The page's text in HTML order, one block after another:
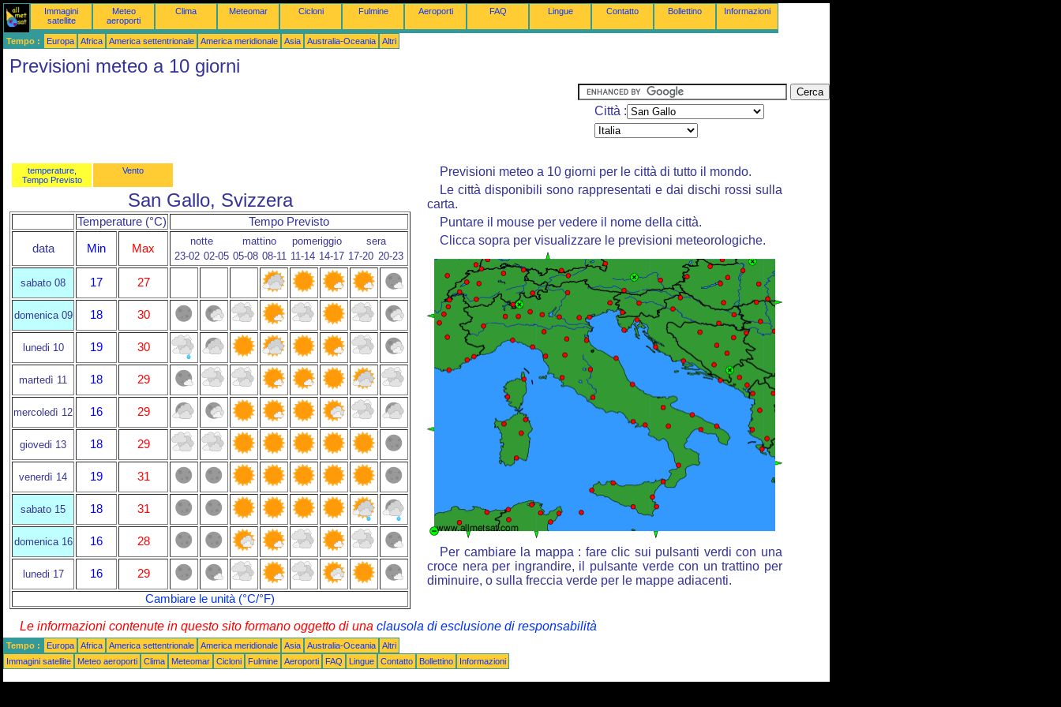
Immagini
satellite
Meteo
aeroporti
Clima Meteomar Cicloni Fulmine Aeroporti FAQ Lingue Contatto Bollettino Informazioni
Tempo : Europa Africa America settentrionale America meridionale Asia Australia-Oceania Altri
Previsioni meteo a 10 giorni
Città :
temperature,
Tempo Previsto
Vento
San Gallo, Svizzera
Temperature (°C) Tempo Previsto
data Min Max
notte mattino pomeriggio
sera
23-02 02-05 05-08 08-11 11-14 14-17 17-20 20-23
sabato 08 17 27
domenica 09 18 30
lunedi 10 19 30
martedì 11 18 29
mercoledì 12 16 29
giovedi 13 18 29
venerdì 14 19 31
sabato 15 18 31
domenica 16 16 28
lunedi 17 16
29
Cambiare le unità (°C/°F)
Previsioni meteo a 10 giorni per le città di tutto il mondo.
Le città disponibili sono rappresentati e dai dischi rossi sulla
carta.
Puntare il mouse per vedere il nome della città.
Clicca sopra per visualizzare le previsioni meteorologiche.
Per cambiare la mappa : fare clic sui pulsanti verdi con una
croce nera per ingrandire, il pulsante verde con un trattino per
diminuire, o sulla freccia verde per le mappe adiacenti.
Le informazioni contenute in questo sito formano oggetto di una clausola di esclusione di responsabilità
Tempo : Europa Africa America settentrionale America meridionale Asia Australia-Oceania
Altri
Immagini satellite
Meteo aeroporti Clima Meteomar Cicloni Fulmine Aeroporti FAQ Lingue Contatto Bollettino Informazioni